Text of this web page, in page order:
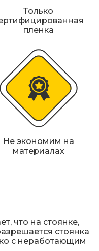
знаки
Только
пленка
Не экономим на
материалах
что на стоянке,
стоянка
с неработающим